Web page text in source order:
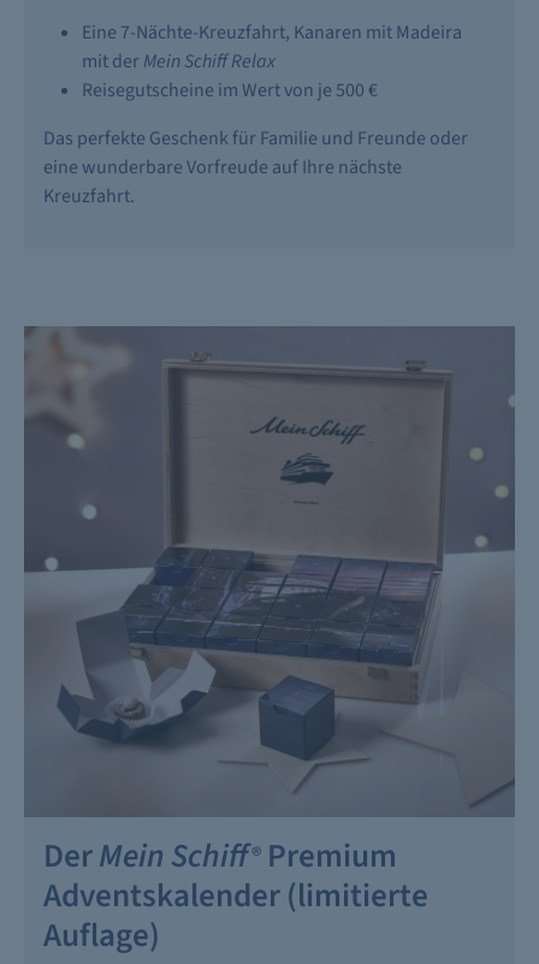
Eine 7-Nächte-Kreuzfahrt, Kanaren mit Madeira
mit derMein Schiff Relax
Reisegutscheine im Wert von je 500 €
Das perfekte Geschenk für Familie und Freunde oder
eine wunderbare Vorfreude auf Ihre nächste
Kreuzfahrt.
DerMein Schiff® Premium
Adventskalender (limitierte
Auflage)